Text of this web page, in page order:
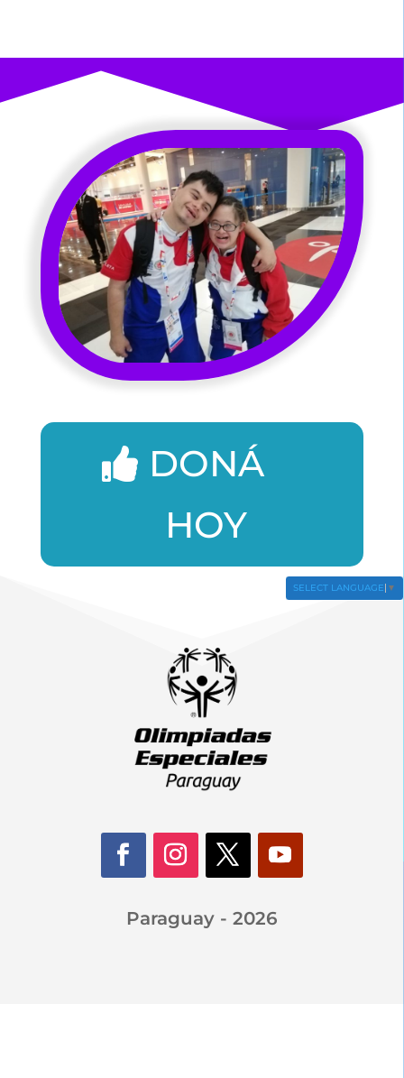
DONÁ
HOY
SELECT LANGUAGE ▼
Paraguay - 2026